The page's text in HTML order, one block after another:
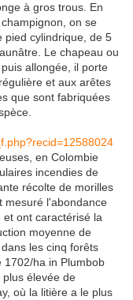
à gros trous. En
on se
pied cylindrique, de 5
Le chapeau ou
allongée, il porte
et aux arêtes
que sont fabriquées
en Colombie
incendies de
récolte de morilles
mesuré l'abondance
ont caractérisé la
moyenne de
les cinq forêts
1702/ha in Plumbob
élevée de
où la litière a le plus